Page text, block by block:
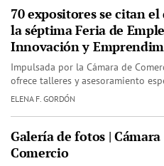
70 expositores se citan el
la séptima Feria de
Innovación y
Impulsada por la Cámara de
ofrece talleres y asesoramiento
ELENA F. GORDÓN
Galería de fotos | Cámara
Comercio